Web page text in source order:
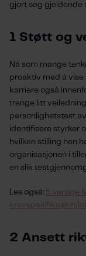
gjort seg gjeldende
1 Støtt og
Nå som mange
proaktiv med å
karriere også
trenge litt
personlighetstest
identifisere styrker
hvilken stilling hen
organisasjonen i
en slik
Les også: 5 vanlige
kravspesifikasjon/
2 Ansett